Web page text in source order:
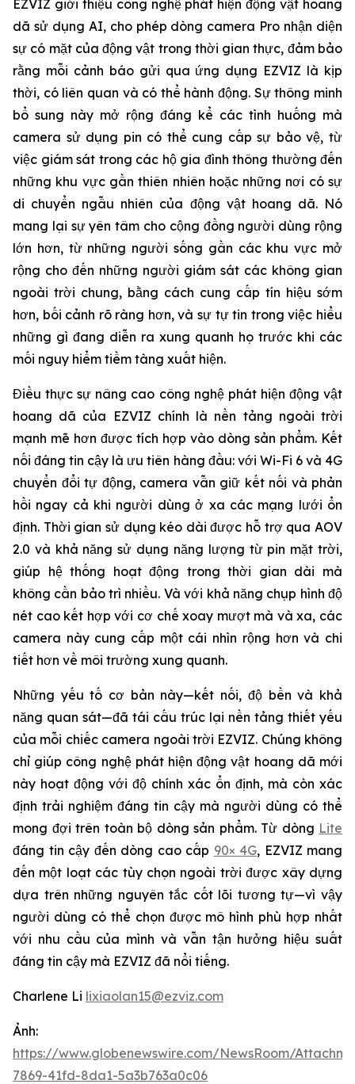
EZVIZ giới thiệu công nghệ phát hiện động vật hoang
dã sử dụng AI, cho phép dòng camera Pro nhận diện
sự có mặt của động vật trong thời gian thực, đảm bảo
rằng mỗi cảnh báo gửi qua ứng dụng EZVIZ là kịp
thời, có liên quan và có thể hành động. Sự thông minh
bổ sung này mở rộng đáng kể các tình huống mà
camera sử dụng pin có thể cung cấp sự bảo vệ, từ
việc giám sát trong các hộ gia đình thông thường đến
những khu vực gần thiên nhiên hoặc những nơi có sự
di chuyển ngẫu nhiên của động vật hoang dã. Nó
mang lại sự yên tâm cho cộng đồng người dùng rộng
lớn hơn, từ những người sống gần các khu vực mở
rộng cho đến những người giám sát các không gian
ngoài trời chung, bằng cách cung cấp tín hiệu sớm
hơn, bối cảnh rõ ràng hơn, và sự tự tin trong việc hiểu
những gì đang diễn ra xung quanh họ trước khi các
mối nguy hiểm tiềm tàng xuất hiện.
Điều thực sự nâng cao công nghệ phát hiện động vật
hoang dã của EZVIZ chính là nền tảng ngoài trời
mạnh mẽ hơn được tích hợp vào dòng sản phẩm. Kết
nối đáng tin cậy là ưu tiên hàng đầu: với Wi-Fi 6 và 4G
chuyển đổi tự động, camera vẫn giữ kết nối và phản
hồi ngay cả khi người dùng ở xa các mạng lưới ổn
định. Thời gian sử dụng kéo dài được hỗ trợ qua AOV
2.0 và khả năng sử dụng năng lượng từ pin mặt trời,
giúp hệ thống hoạt động trong thời gian dài mà
không cần bảo trì nhiều. Và với khả năng chụp hình độ
nét cao kết hợp với cơ chế xoay mượt mà và xa, các
camera này cung cấp một cái nhìn rộng hơn và chi
tiết hơn về môi trường xung quanh.
Những yếu tố cơ bản này—kết nối, độ bền và khả
năng quan sát—đã tái cấu trúc lại nền tảng thiết yếu
của mỗi chiếc camera ngoài trời EZVIZ. Chúng không
chỉ giúp công nghệ phát hiện động vật hoang dã mới
này hoạt động với độ chính xác ổn định, mà còn xác
định trải nghiệm đáng tin cậy mà người dùng có thể
mong đợi trên toàn bộ dòng sản phẩm. Từ dòng Lite
đáng tin cậy đến dòng cao cấp 90× 4G, EZVIZ mang
đến một loạt các tùy chọn ngoài trời được xây dựng
dựa trên những nguyên tắc cốt lõi tương tự—vì vậy
người dùng có thể chọn được mô hình phù hợp nhất
với nhu cầu của mình và vẫn tận hưởng hiệu suất
đáng tin cậy mà EZVIZ đã nổi tiếng.
Charlene Li lixiaolan15@ezviz.com
Ảnh:
https://www.globenewswire.com/NewsRoom/
7869-41fd-8da1-5a3b763a0c06